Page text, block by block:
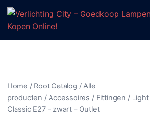
Ga
de
Home / Root Catalog / Alle
producten / Accessoires / Fittingen /
Classic E27 – zwart – Outlet